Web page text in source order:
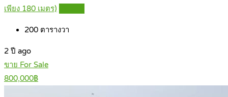
เพียง 180 เมตร)
200 ตารางวา
2 ปี ago
ขาย For Sale
800,000฿